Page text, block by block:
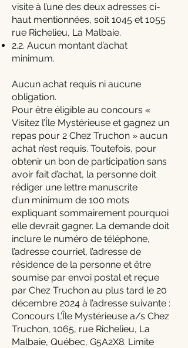
visite à l’une des deux adresses ci-
haut mentionnées, soit 1045 et 1055
rue Richelieu, La Malbaie.
2.2. Aucun montant d’achat
minimum.
Aucun achat requis ni aucune
obligation.
Pour être éligible au concours «
Visitez l’Île Mystérieuse et gagnez un
repas pour 2 Chez Truchon » aucun
achat n’est requis. Toutefois, pour
obtenir un bon de participation sans
avoir fait d’achat, la personne doit
rédiger une lettre manuscrite
d’un minimum de 100 mots
expliquant sommairement pourquoi
elle devrait gagner. La demande doit
inclure le numéro de téléphone,
l’adresse courriel, l’adresse de
résidence de la personne et être
soumise par envoi postal et reçue
par Chez Truchon au plus tard le 20
décembre 2024 à l’adresse suivante :
Concours L’Île Mystérieuse a/s Chez
Truchon, 1065, rue Richelieu, La
Malbaie, Québec, G5A2X8. Limite